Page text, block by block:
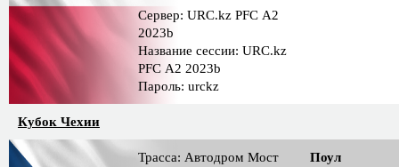
Сервер: URC.kz PFС A2
2023b
Название сессии: URC.kz
PFС A2 2023b
Пароль: urckz
Кубок Чехии
Трасса: Автодром Мост
Поул